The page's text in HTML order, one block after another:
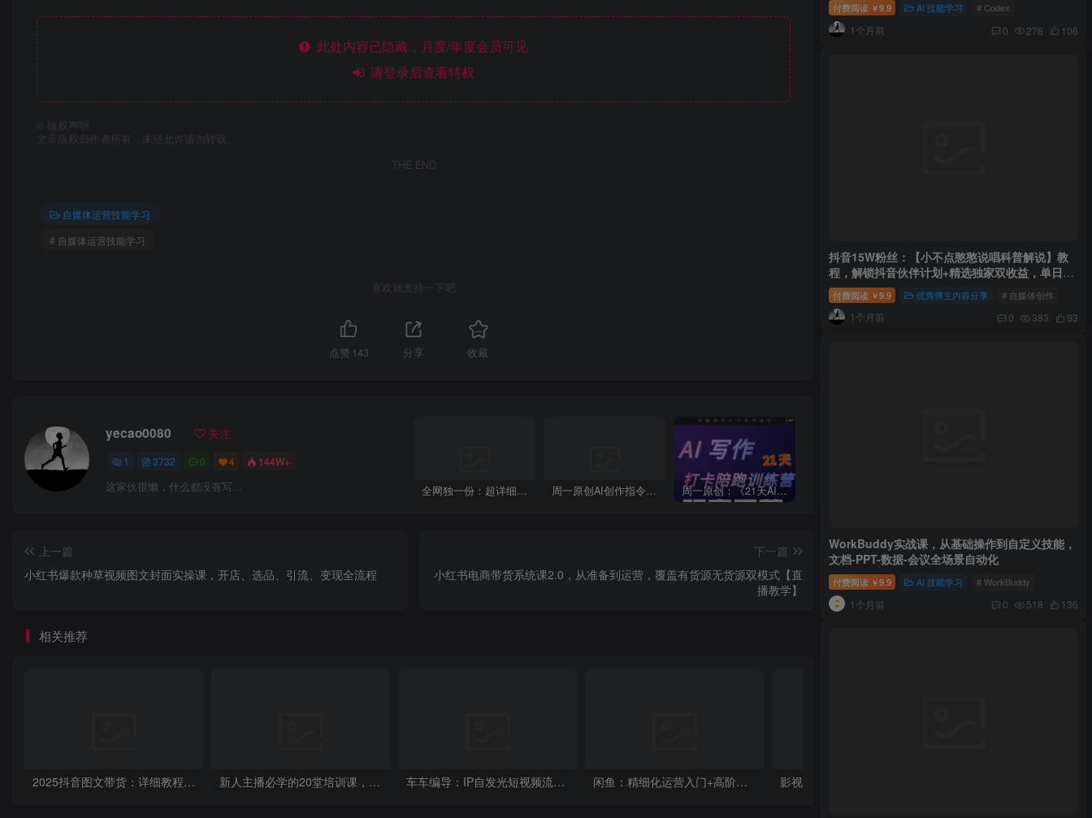
此处内容已隐藏，月度/年度会员可见
请登录后查看特权
版权声明
文章版权归作者所有，未经允许请勿转载。
THE END
自媒体运营技能学习
# 自媒体运营技能学习
喜欢就支持一下吧
点赞 143 分享 收藏
yecao0080 关注
1 3732 0 4 144W+
这家伙很懒，什么都没有写... 全网独一份：超详细的40+个自媒体赛道领域解析手册，让你的内容创作不再局限！ 周一原创AI创作指令词：30+个领域赛道的创作提示词集合 周一原创：《21天AI写作打卡陪跑训练营》全部内容讲解！（网站会员免费学习…）
上一篇
小红书爆款种草视频图文封面实操课，开店、选品、引流、变现全流程
下一篇
小红书电商带货系统课2.0，从准备到运营，覆盖有货源无货源双模式【直
播教学】
相关推荐
2025抖音图文带货：详细教程，账号装修定位，素材获取技巧，挂车变现方法… 新人主播必学的20堂培训课，帮你直播能力快速打造的实操方法 车车编导：IP自发光短视频流量变现实操课，爆款短视频创作IP打造 闲鱼：精细化运营入门+高阶实战教学+运营思路，零成本零风险轻创业电商项目
付费阅读 ￥9.9 AI 技能学习 # Codex
1个月前 0 276 106
抖音15W粉丝：【小不点憨憨说唱科普解说】教
程，解锁抖音伙伴计划+精选独家双收益，单日
1k+
付费阅读 ￥9.9 优秀博主内容分享 # 自媒体创作
1个月前 0 383 93
WorkBuddy实战课，从基础操作到自定义技能，
文档-PPT-数据-会议全场景自动化
付费阅读 ￥9.9 AI 技能学习 # WorkBuddy
1个月前 0 518 136